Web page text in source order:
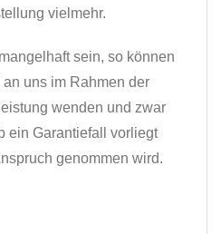
vielmehr.
sein, so können
uns im Rahmen der
wenden und zwar
ein Garantiefall vorliegt
genommen wird.